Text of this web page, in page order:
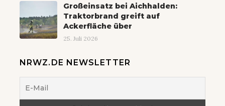
Großeinsatz bei Aichhalden:
Traktorbrand greift auf
Ackerfläche über
25. Juli 2026
NRWZ.DE NEWSLETTER